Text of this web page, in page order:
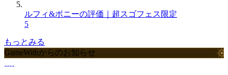
ルフィ&ボニーの評価｜超スゴフェス限定
5
もっとみる
GameWithからのお知らせ